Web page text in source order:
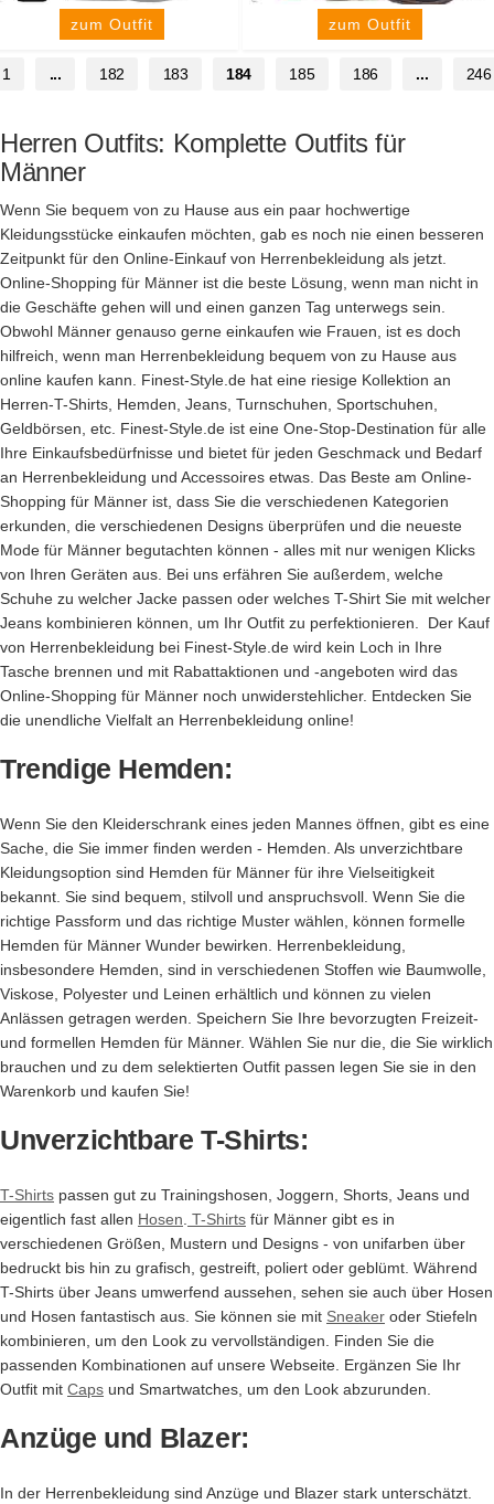
zum Outfit zum Outfit
1 ... 182 183 184 185 186 ... 246
Herren Outfits: Komplette Outfits für
Männer
Wenn Sie bequem von zu Hause aus ein paar hochwertige
Kleidungsstücke einkaufen möchten, gab es noch nie einen besseren
Zeitpunkt für den Online-Einkauf von Herrenbekleidung als jetzt.
Online-Shopping für Männer ist die beste Lösung, wenn man nicht in
die Geschäfte gehen will und einen ganzen Tag unterwegs sein.
Obwohl Männer genauso gerne einkaufen wie Frauen, ist es doch
hilfreich, wenn man Herrenbekleidung bequem von zu Hause aus
online kaufen kann. Finest-Style.de hat eine riesige Kollektion an
Herren-T-Shirts, Hemden, Jeans, Turnschuhen, Sportschuhen,
Geldbörsen, etc. Finest-Style.de ist eine One-Stop-Destination für alle
Ihre Einkaufsbedürfnisse und bietet für jeden Geschmack und Bedarf
an Herrenbekleidung und Accessoires etwas. Das Beste am Online-
Shopping für Männer ist, dass Sie die verschiedenen Kategorien
erkunden, die verschiedenen Designs überprüfen und die neueste
Mode für Männer begutachten können - alles mit nur wenigen Klicks
von Ihren Geräten aus. Bei uns erfähren Sie außerdem, welche
Schuhe zu welcher Jacke passen oder welches T-Shirt Sie mit welcher
Jeans kombinieren können, um Ihr Outfit zu perfektionieren. Der Kauf
von Herrenbekleidung bei Finest-Style.de wird kein Loch in Ihre
Tasche brennen und mit Rabattaktionen und -angeboten wird das
Online-Shopping für Männer noch unwiderstehlicher. Entdecken Sie
die unendliche Vielfalt an Herrenbekleidung online!
Trendige Hemden:
Wenn Sie den Kleiderschrank eines jeden Mannes öffnen, gibt es eine
Sache, die Sie immer finden werden - Hemden. Als unverzichtbare
Kleidungsoption sind Hemden für Männer für ihre Vielseitigkeit
bekannt. Sie sind bequem, stilvoll und anspruchsvoll. Wenn Sie die
richtige Passform und das richtige Muster wählen, können formelle
Hemden für Männer Wunder bewirken. Herrenbekleidung,
insbesondere Hemden, sind in verschiedenen Stoffen wie Baumwolle,
Viskose, Polyester und Leinen erhältlich und können zu vielen
Anlässen getragen werden. Speichern Sie Ihre bevorzugten Freizeit-
und formellen Hemden für Männer. Wählen Sie nur die, die Sie wirklich
brauchen und zu dem selektierten Outfit passen legen Sie sie in den
Warenkorb und kaufen Sie!
Unverzichtbare T-Shirts:
T-Shirts passen gut zu Trainingshosen, Joggern, Shorts, Jeans und
eigentlich fast allen Hosen. T-Shirts für Männer gibt es in
verschiedenen Größen, Mustern und Designs - von unifarben über
bedruckt bis hin zu grafisch, gestreift, poliert oder geblümt. Während
T-Shirts über Jeans umwerfend aussehen, sehen sie auch über Hosen
und Hosen fantastisch aus. Sie können sie mit Sneaker oder Stiefeln
kombinieren, um den Look zu vervollständigen. Finden Sie die
passenden Kombinationen auf unsere Webseite. Ergänzen Sie Ihr
Outfit mit Caps und Smartwatches, um den Look abzurunden.
Anzüge und Blazer:
In der Herrenbekleidung sind Anzüge und Blazer stark unterschätzt.